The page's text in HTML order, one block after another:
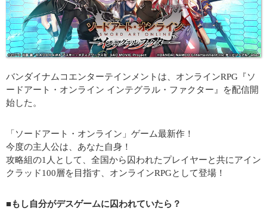
バンダイナムコエンターテインメントは、オンラインRPG『ソ
ードアート・オンライン インテグラル・ファクター』を配信開
始した。
「ソードアート・オンライン」ゲーム最新作！
今度の主人公は、あなた自身！
攻略組の1人として、全国から囚われたプレイヤーと共にアイン
クラッド100層を目指す、オンラインRPGとして登場！
■もし自分がデスゲームに囚われていたら？